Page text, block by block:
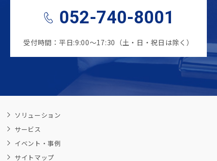
052-740-8001
受付時間：平日:9:00～17:30（土・日・祝日は除く）
ソリューション
サービス
イベント・事例
サイトマップ